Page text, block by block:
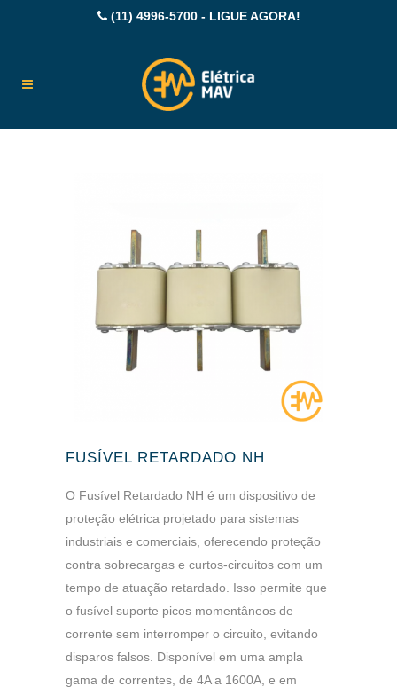
(11) 4996-5700 - LIGUE AGORA!
FUSÍVEL RETARDADO NH
O Fusível Retardado NH é um dispositivo de
proteção elétrica projetado para sistemas
industriais e comerciais, oferecendo proteção
contra sobrecargas e curtos-circuitos com um
tempo de atuação retardado. Isso permite que
o fusível suporte picos momentâneos de
corrente sem interromper o circuito, evitando
disparos falsos. Disponível em uma ampla
gama de correntes, de 4A a 1600A, e em